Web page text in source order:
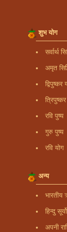
शुभ योग
सर्वार्थ
अमृत
द्विपुष्कर
रवि पुष्य
गुरु पुष्य
रवि योग
अन्य
हिन्दु
अपनी